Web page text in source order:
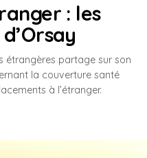
: les
étrangères partage sur son
la couverture santé
à l’étranger.